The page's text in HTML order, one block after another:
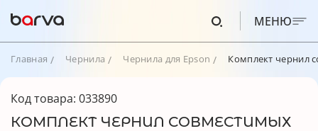
МЕНЮ
Главная Чернила Чернила для Epson Комплект чернил
Код товара: 033890
КОМПЛЕКТ ЧЕРНИЛ СОВМЕСТИМЫХ